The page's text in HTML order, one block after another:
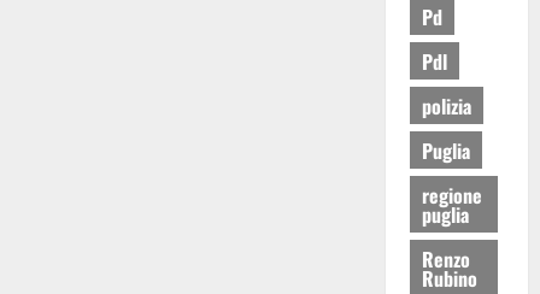
Pd
Pdl
polizia
Puglia
regione
puglia
Renzo
Rubino